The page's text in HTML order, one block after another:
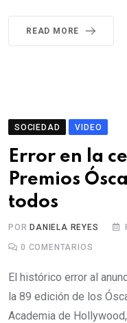
READ MORE
SOCIEDAD VIDEO
Error en la
Premios
todos
POR DANIELA REYES
0 COMENTARIOS
El histórico error al
la 89 edición de los
Academia de